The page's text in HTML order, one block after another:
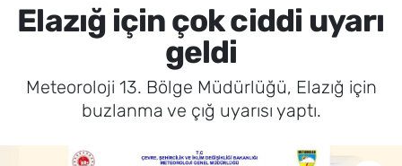
Elazığ için çok ciddi uyarı
geldi
Meteoroloji 13. Bölge Müdürlüğü, Elazığ için
buzlanma ve çığ uyarısı yaptı.